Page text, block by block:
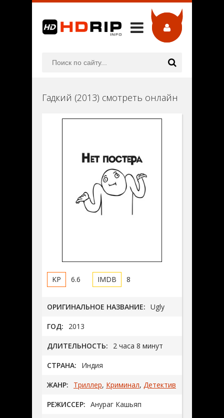
Гадкий (2013) смотреть онлайн
6.6 8
ОРИГИНАЛЬНОЕ НАЗВАНИЕ: Ugly
ГОД: 2013
ДЛИТЕЛЬНОСТЬ: 2 часа 8 минут
СТРАНА: Индия
ЖАНР: Триллер, Криминал, Детектив
РЕЖИССЕР: Анураг Кашьяп